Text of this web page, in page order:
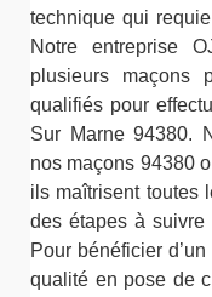
technique qui
Notre entreprise
plusieurs maçons
qualifiés pour
Sur Marne 94380.
nos maçons 94380
ils maîtrisent toutes
des étapes à suivre
Pour bénéficier
qualité en pose de